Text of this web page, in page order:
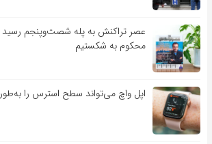
عصر تراکنش به پله شصت‌وپنجم رسید
محکوم به شکستیم
اپل واچ می‌تواند سطح استرس را